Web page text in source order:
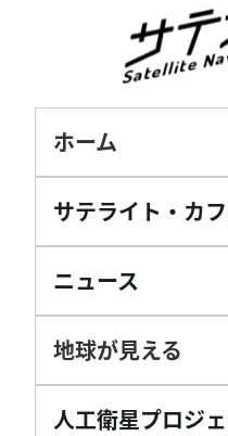
ホーム
サテライト・カ
ニュース
地球が見える
人工衛星プロジ